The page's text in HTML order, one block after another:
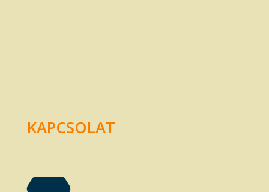
KAPCSOLAT